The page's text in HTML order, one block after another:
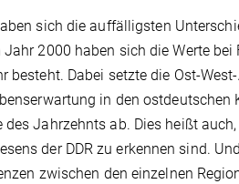
sich die auffälligsten
Jahr 2000 haben sich die Werte
besteht. Dabei setzte die Ost-
in den
des Jahrzehnts ab. Dies heißt
der DDR zu erkennen sind.
zwischen den einzelnen